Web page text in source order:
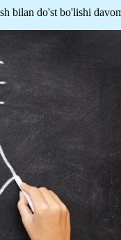
do'st bo'lishi